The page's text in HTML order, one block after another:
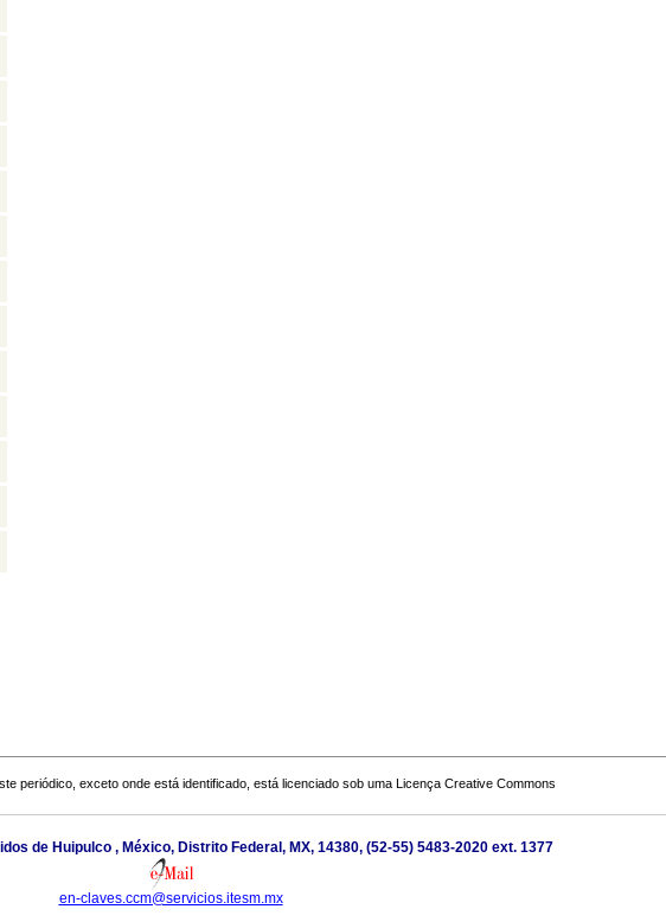
periódico, exceto onde está identificado, está licenciado sob uma Licença Creative Commons
de Huipulco , México, Distrito Federal, MX, 14380, (52-55) 5483-2020 ext. 1377
en-claves.ccm@servicios.itesm.mx